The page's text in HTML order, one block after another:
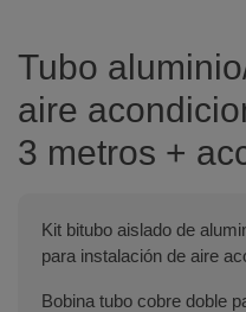
Tubo
aire
3 metros +
Kit bitubo aislado de
para instalación de aire
Bobina tubo cobre doble